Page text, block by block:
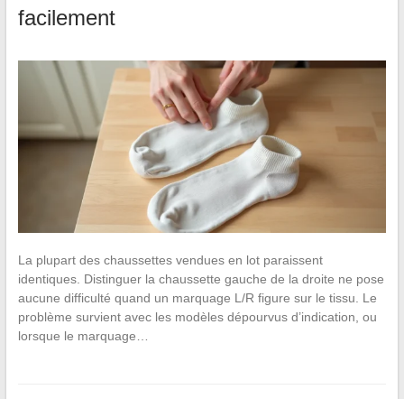
facilement
La plupart des chaussettes vendues en lot paraissent
identiques. Distinguer la chaussette gauche de la droite ne pose
aucune difficulté quand un marquage L/R figure sur le tissu. Le
problème survient avec les modèles dépourvus d’indication, ou
lorsque le marquage…